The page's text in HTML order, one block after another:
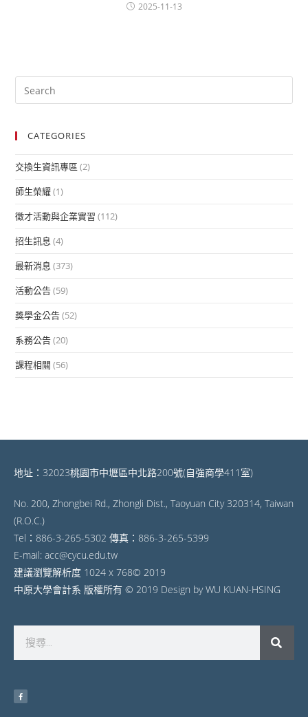
2025-11-13
CATEGORIES
交換生資訊專區 (2)
師生榮耀(1)
徵才活動與企業實習 (112)
招生訊息 (4)
最新消息 (373)
活動公告(59)
獎學金公告(52)
系務公告(20)
課程相關 (56)
地址：32023桃園市中壢區中北路200號(自強商學411室)
No. 200, Zhongbei Rd., Zhongli Dist., Taoyuan City 320314, Taiwan
(R.O.C.)
Tel：886-3-265-5302 傳真：886-3-265-5399
E-mail: acc@cycu.edu.tw
建議瀏覽解析度 1024 x 768© 2019
中原大學會計系 版權所有 © 2019 Design by WU KUAN-HSING